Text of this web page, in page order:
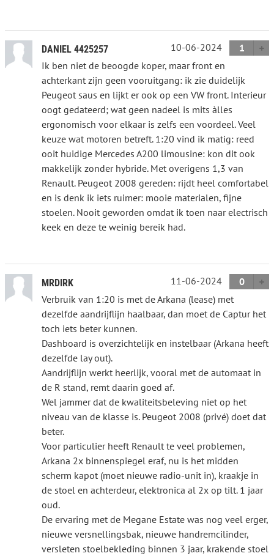
DANIEL 4425257 10-06-2024
1
Ik ben niet de beoogde koper, maar front en
achterkant zijn geen vooruitgang: ik zie duidelijk
Peugeot saus en lijkt er ook op een VW front. Interieur
oogt gedateerd; wat geen nadeel is mits àlles
ergonomisch voor elkaar is zelfs een voordeel. Veel
keuze wat motoren betreft. 1:20 vind ik matig: reed
ooit huidige Mercedes A200 limousine: kon dit ook
makkelijk zonder hybride. Met overigens 1,3 van
Renault. Peugeot 2008 gereden: rijdt heel comfortabel
en is denk ik iets ruimer: mooie materialen, fijne
stoelen. Nooit geworden omdat ik toen naar electrisch
keek en deze te weinig bereik had.
MRDIRK 11-06-2024
0
Verbruik van 1:20 is met de Arkana (lease) met
dezelfde aandrijflijn haalbaar, dan moet de Captur het
toch iets beter kunnen.
Dashboard is overzichtelijk en instelbaar (Arkana heeft
dezelfde lay out).
Aandrijflijn werkt heerlijk, vooral met de automaat in
de R stand, remt daarin goed af.
Wel jammer dat de kwaliteitsbeleving niet op het
niveau van de klasse is. Peugeot 2008 (privé) doet dat
beter.
Voor particulier heeft Renault te veel problemen,
Arkana 2x binnenspiegel eraf, nu is het midden
scherm kapot (moet nieuwe radio-unit in), kraakje in
de stoel en achterdeur, elektronica al 2x op tilt. 1 jaar
oud.
De ervaring met de Megane Estate was nog veel erger,
nieuwe versnellingsbak, nieuwe handremcilinder,
versleten stoelbekleding binnen 3 jaar, krakende stoel